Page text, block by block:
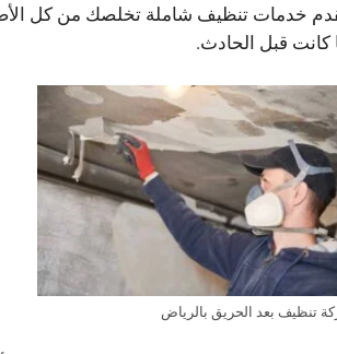
خدمات تنظيف شاملة تخلصك من كل
كانت قبل الحادث.
تنظيف بعد الحريق بالرياض